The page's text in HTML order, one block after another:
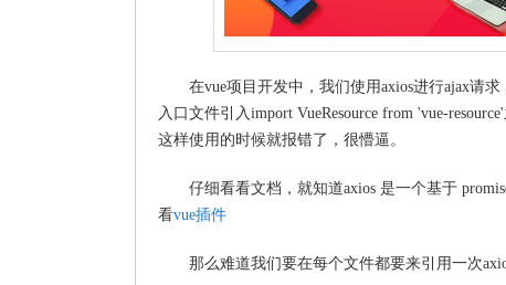
在vue项目开发中，我们使用axios进行ajax请
入口文件引入import VueResource from 'vue-
这样使用的时候就报错了，很懵逼。
仔细看看文档，就知道axios 是一个基于
看vue插件
那么难道我们要在每个文件都要来引用一次